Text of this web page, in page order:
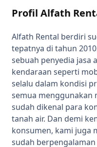
Profil Alfath
Alfath Rental berdiri
tepatnya di tahun
sebuah penyedia jasa
kendaraan seperti
selalu dalam kondisi
semua menggunakan
sudah dikenal para
tanah air. Dan demi
konsumen, kami juga
sudah